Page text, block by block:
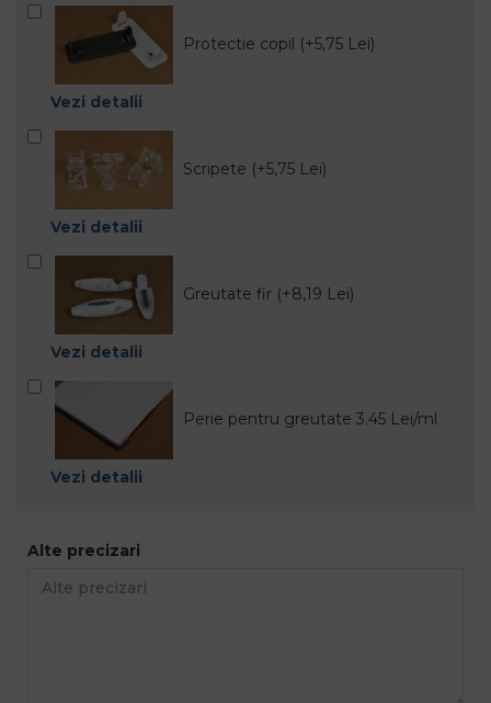
Protectie copil (+5,75 Lei)
Vezi detalii
Scripete (+5,75 Lei)
Vezi detalii
Greutate fir (+8,19 Lei)
Vezi detalii
Perie pentru greutate 3.45 Lei/ml
Vezi detalii
Alte precizari